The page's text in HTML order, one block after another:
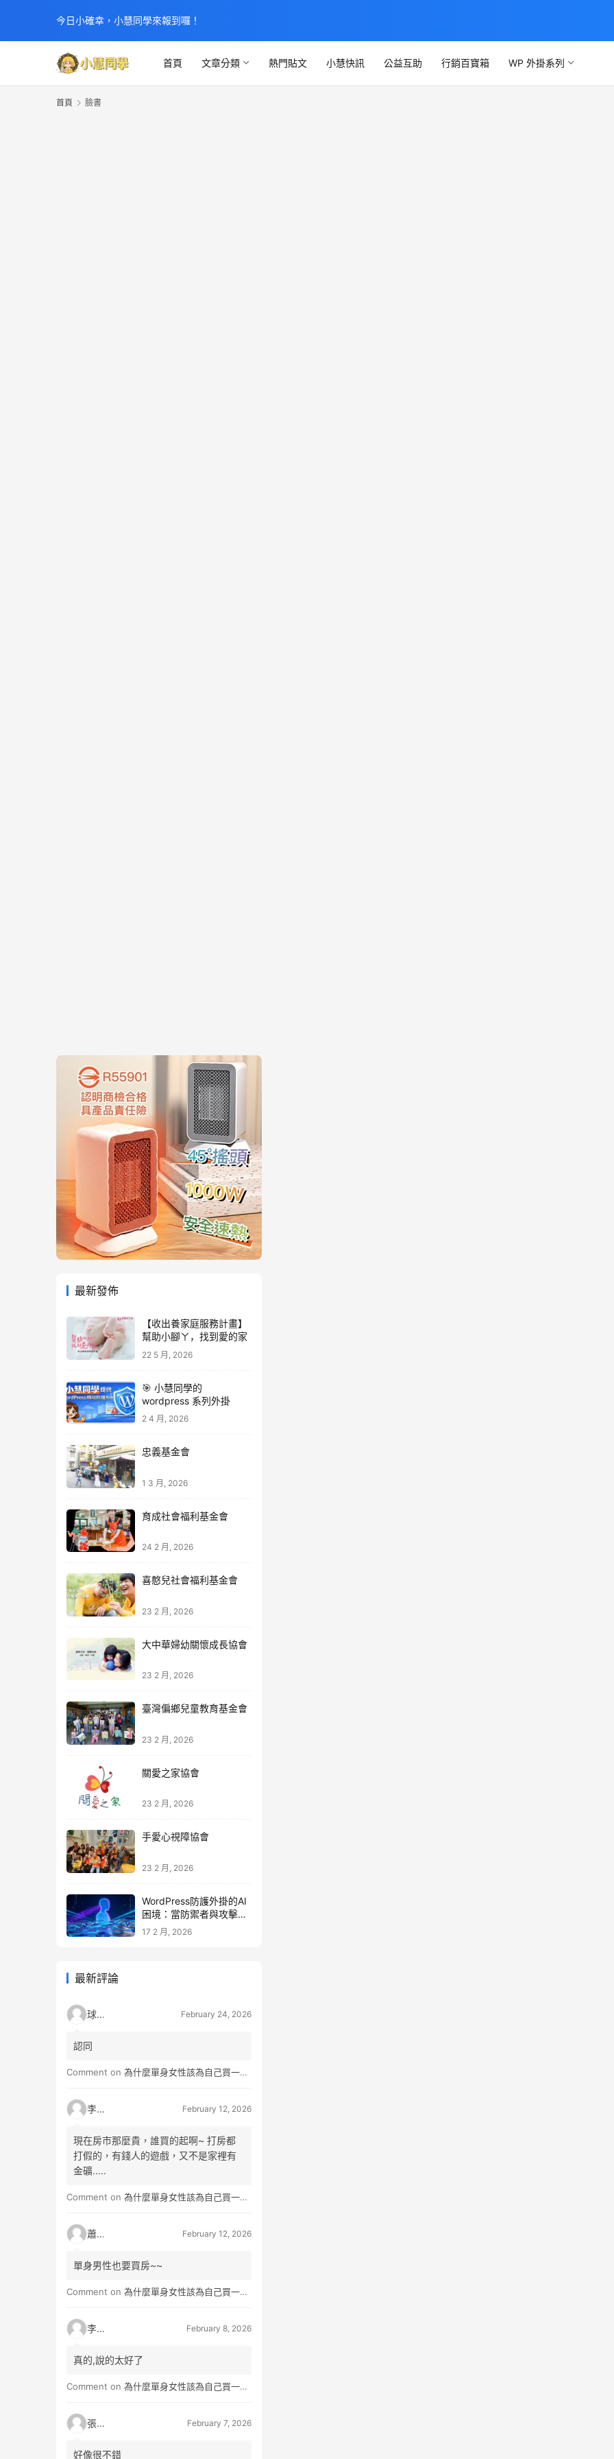
今日小確幸，小慧同學來報到囉！
首頁 文章分類 熱門貼文 小慧快訊 公益互助 行銷百寶箱 WP 外掛系列
首頁 臉書
最新發佈
【收出養家庭服務計畫】
幫助小腳ㄚ，找到愛的家
22 5 月, 2026
🎯 小慧同學的
wordpress 系列外掛
2 4 月, 2026
忠義基金會
1 3 月, 2026
育成社會福利基金會
24 2 月, 2026
喜憨兒社會福利基金會
23 2 月, 2026
大中華婦幼關懷成長協會
23 2 月, 2026
臺灣偏鄉兒童教育基金會
23 2 月, 2026
關愛之家協會
23 2 月, 2026
手愛心視障協會
23 2 月, 2026
WordPress防護外掛的AI
困境：當防禦者與攻擊者
同時升級
17 2 月, 2026
最新評論
球球 February 24, 2026
認同
Comment on 為什麼單身女性該為自己買一間房？不只為了棲身，更是為人生買一份「選擇權」
李小松 February 12, 2026
現在房市那麼貴，誰買的起啊~ 打房都
打假的，有錢人的遊戲，又不是家裡有
金礦.....
Comment on 為什麼單身女性該為自己買一間房？不只為了棲身，更是為人生買一份「選擇權」
蕭雨 February 12, 2026
單身男性也要買房~~
Comment on 為什麼單身女性該為自己買一間房？不只為了棲身，更是為人生買一份「選擇權」
李小真 February 8, 2026
真的,說的太好了
Comment on 為什麼單身女性該為自己買一間房？不只為了棲身，更是為人生買一份「選擇權」
張小玉 February 7, 2026
好像很不錯